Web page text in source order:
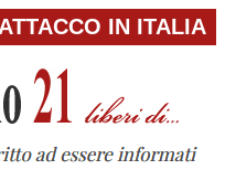
IN ITALIA